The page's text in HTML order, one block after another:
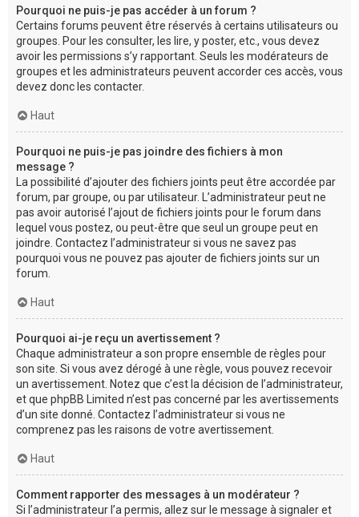
Pourquoi ne puis-je pas accéder à un forum ?
Certains forums peuvent être réservés à certains utilisateurs ou
groupes. Pour les consulter, les lire, y poster, etc., vous devez
avoir les permissions s’y rapportant. Seuls les modérateurs de
groupes et les administrateurs peuvent accorder ces accès, vous
devez donc les contacter.
Haut
Pourquoi ne puis-je pas joindre des fichiers à mon
message ?
La possibilité d’ajouter des fichiers joints peut être accordée par
forum, par groupe, ou par utilisateur. L’administrateur peut ne
pas avoir autorisé l’ajout de fichiers joints pour le forum dans
lequel vous postez, ou peut-être que seul un groupe peut en
joindre. Contactez l’administrateur si vous ne savez pas
pourquoi vous ne pouvez pas ajouter de fichiers joints sur un
forum.
Haut
Pourquoi ai-je reçu un avertissement ?
Chaque administrateur a son propre ensemble de règles pour
son site. Si vous avez dérogé à une règle, vous pouvez recevoir
un avertissement. Notez que c’est la décision de l’administrateur,
et que phpBB Limited n’est pas concerné par les avertissements
d’un site donné. Contactez l’administrateur si vous ne
comprenez pas les raisons de votre avertissement.
Haut
Comment rapporter des messages à un modérateur ?
Si l’administrateur l’a permis, allez sur le message à signaler et